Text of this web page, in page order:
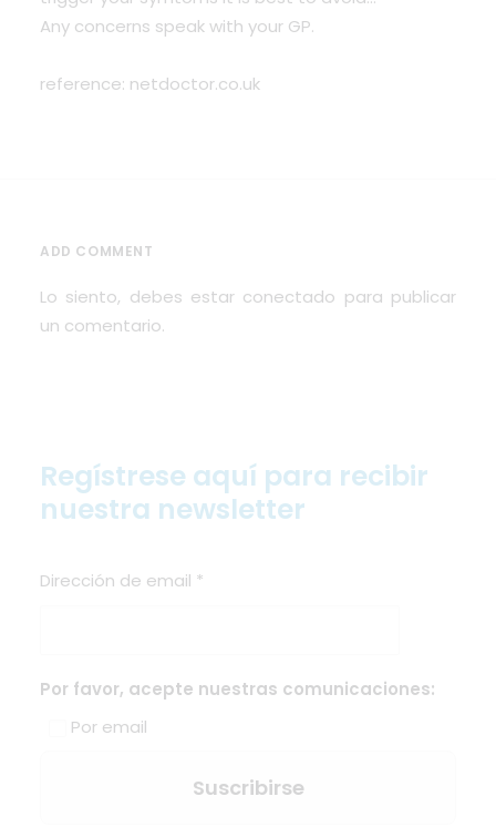
Any concerns speak with your GP.
reference: netdoctor.co.uk
ADD COMMENT
Lo siento, debes estar conectado para publicar
un comentario.
Regístrese aquí para recibir
nuestra newsletter
Dirección de email *
Por favor, acepte nuestras comunicaciones:
Por email